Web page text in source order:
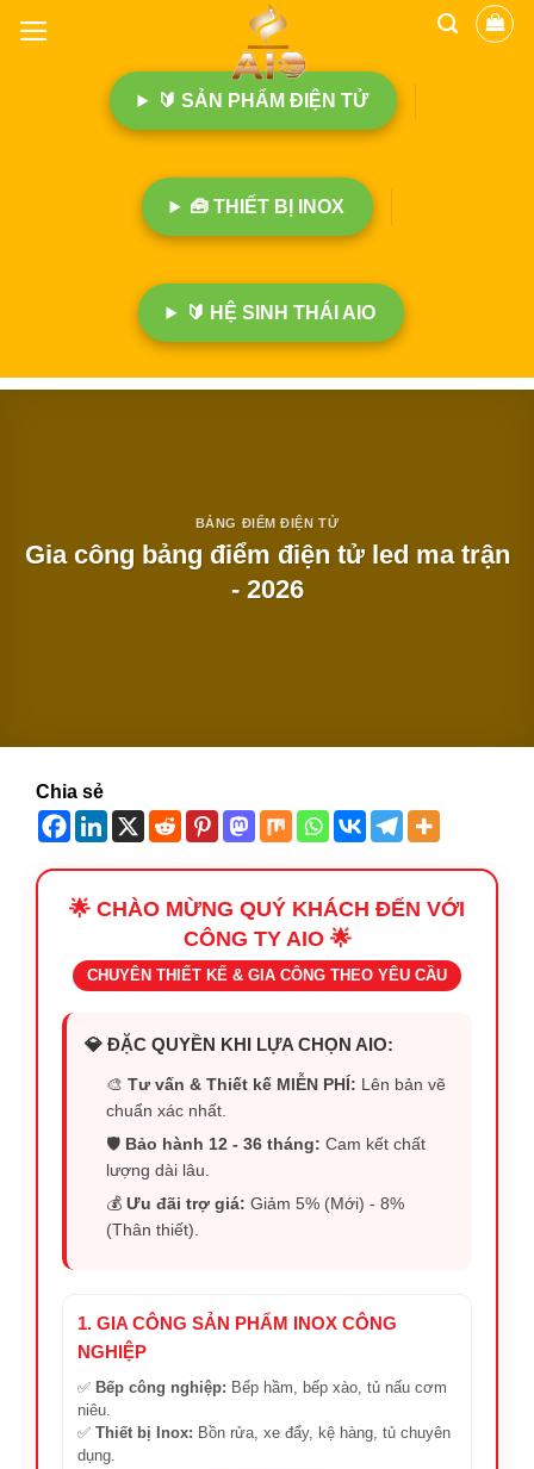
🔰 SẢN PHẨM ĐIỆN TỬ
🧰 THIẾT BỊ INOX
🔰 HỆ SINH THÁI AIO
BẢNG ĐIỂM ĐIỆN TỬ
Gia công bảng điểm điện tử led ma trận
- 2026
Chia sẻ
🌟 CHÀO MỪNG QUÝ KHÁCH ĐẾN VỚI
CÔNG TY AIO 🌟
CHUYÊN THIẾT KẾ & GIA CÔNG THEO YÊU CẦU
💎 ĐẶC QUYỀN KHI LỰA CHỌN AIO:
🎨Tư vấn & Thiết kế MIỄN PHÍ: Lên bản vẽ
chuẩn xác nhất.
🛡️ Bảo hành 12 - 36 tháng: Cam kết chất
lượng dài lâu.
💰Ưu đãi trợ giá: Giảm 5% (Mới) - 8%
(Thân thiết).
1. GIA CÔNG SẢN PHẨM INOX CÔNG
NGHIỆP
✅ Bếp công nghiệp: Bếp hầm, bếp xào, tủ nấu cơm
niêu.
✅ Thiết bị Inox: Bồn rửa, xe đẩy, kệ hàng, tủ chuyên
dụng.